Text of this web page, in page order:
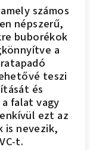
számos
népszerű,
buborékok
a
teszi
és
falat vagy
ezt az
is nevezik,
t.